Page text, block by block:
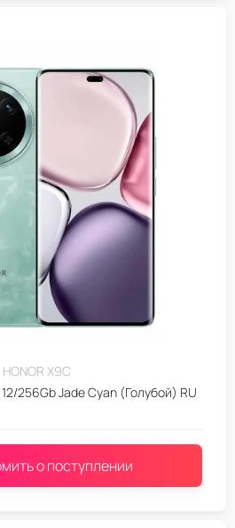
HONOR X9C
256Gb Jade Cyan (Голубой) RU
о поступлении